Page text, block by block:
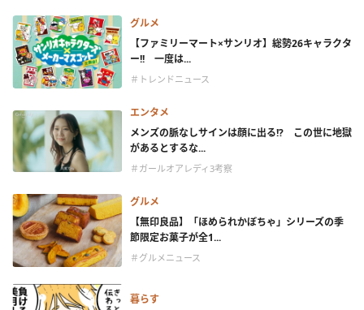
グルメ
【ファミリーマート×サンリオ】総勢26キャラクタ
ー!! 一度は...
＃トレンドニュース
エンタメ
メンズの脈なしサインは顔に出る!? この世に地獄
があるとするな...
＃ガールオアレディ3考察
グルメ
【無印良品】「ほめられかぼちゃ」シリーズの季
節限定お菓子が全1...
＃グルメニュース
暮らす